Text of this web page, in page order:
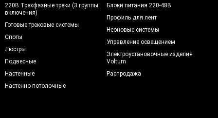
220В Трехфазные треки (3 группы
включения)
Готовые трековые системы
Споты
Люстры
Подвесные
Настенные
Настенно-потолочные
Блоки питания 220-48В
Профиль для лент
Неоновые системы
Управление освещением
Электроустановочные изделия
Voltum
Распродажа